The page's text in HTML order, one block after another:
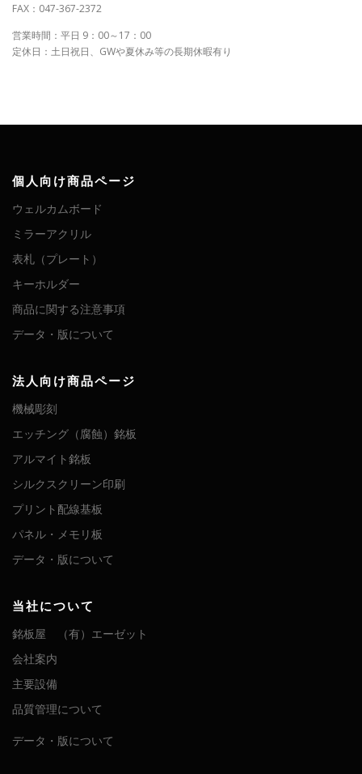
FAX：047-367-2372
営業時間：平日 9：00～17：00
定休日：土日祝日、GWや夏休み等の長期休暇有り
個人向け商品ページ
ウェルカムボード
ミラーアクリル
表札（プレート）
キーホルダー
商品に関する注意事項
データ・版について
法人向け商品ページ
機械彫刻
エッチング（腐蝕）銘板
アルマイト銘板
シルクスクリーン印刷
プリント配線基板
パネル・メモリ板
データ・版について
当社について
銘板屋 （有）エーゼット
会社案内
主要設備
品質管理について
データ・版について